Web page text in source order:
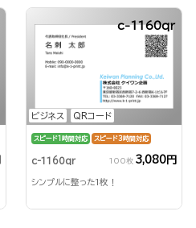
ビジネス QRコード
c-1160qr
スピード1時間対応 スピード3時間対応
c-1160qr 100枚 3,080円
シンプルに整った1枚！